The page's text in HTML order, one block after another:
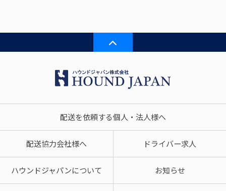
配送を依頼する個人・法人様へ
配送協力会社様へ ドライバー求人
ハウンドジャパンについて お知らせ